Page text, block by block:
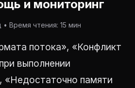
и мониторинг
Время чтения: 15 мин
потока», «Конфликт
выполнении
«Недостаточно памяти